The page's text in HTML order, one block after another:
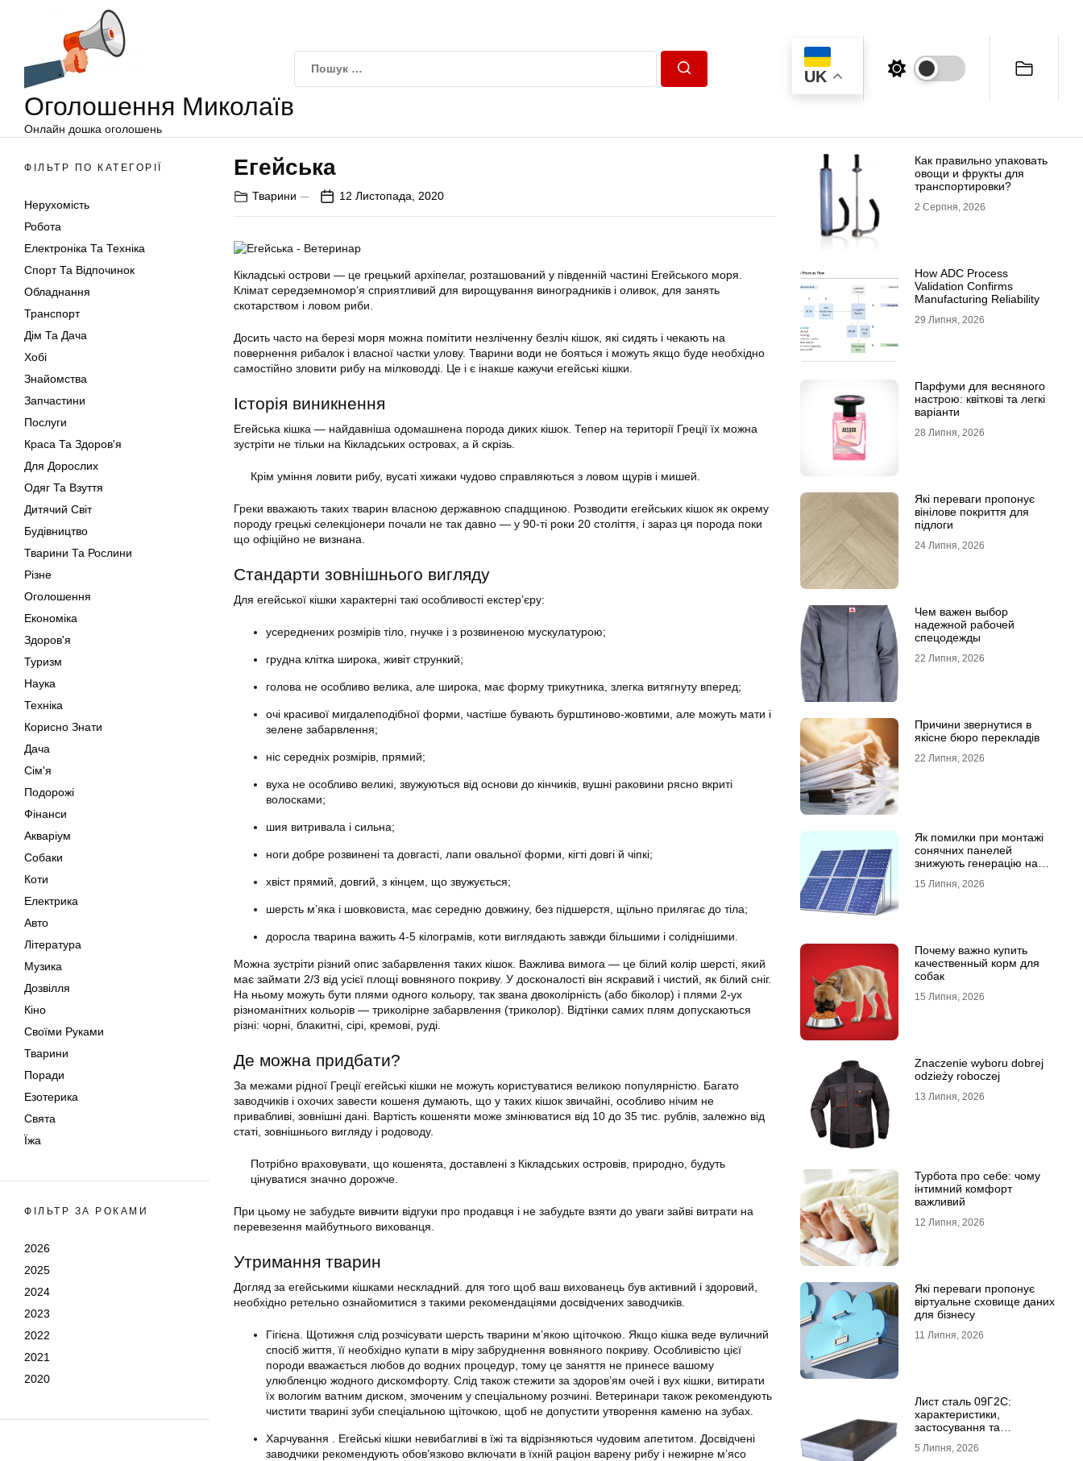
Оголошення Миколаїв
Онлайн дошка оголошень
UK
ФІЛЬТР ПО КАТЕГОРІЇ
Нерухомість
Робота
Електроніка Та Техніка
Спорт Та Відпочинок
Обладнання
Транспорт
Дім Та Дача
Хобі
Знайомства
Запчастини
Послуги
Краса Та Здоров'я
Для Дорослих
Одяг Та Взуття
Дитячий Світ
Будівництво
Тварини Та Рослини
Різне
Оголошення
Економіка
Здоров'я
Туризм
Наука
Техніка
Корисно Знати
Дача
Сім'я
Подорожі
Фінанси
Акваріум
Собаки
Коти
Електрика
Авто
Література
Музика
Дозвілля
Кіно
Своїми Руками
Тварини
Поради
Езотерика
Свята
Їжа
ФІЛЬТР ЗА РОКАМИ
2026
2025
2024
2023
2022
2021
2020
Егейська
Тварини 12 Листопада, 2020
Кікладські острови — це грецький архіпелаг, розташований у південній частині Егейського моря.
Клімат середземномор’я сприятливий для вирощування виноградників і оливок, для занять
скотарством і ловом риби.
Досить часто на березі моря можна помітити незліченну безліч кішок, які сидять і чекають на
повернення рибалок і власної частки улову. Тварини води не бояться і можуть якщо буде необхідно
самостійно зловити рибу на мілководді. Це і є інакше кажучи егейські кішки.
Історія виникнення
Егейська кішка — найдавніша одомашнена порода диких кішок. Тепер на території Греції їх можна
зустріти не тільки на Кікладських островах, а й скрізь.
Крім уміння ловити рибу, вусаті хижаки чудово справляються з ловом щурів і мишей.
Греки вважають таких тварин власною державною спадщиною. Розводити егейських кішок як окрему
породу грецькі селекціонери почали не так давно — у 90-ті роки 20 століття, і зараз ця порода поки
що офіційно не визнана.
Стандарти зовнішнього вигляду
Для егейської кішки характерні такі особливості екстер’єру:
усереднених розмірів тіло, гнучке і з розвиненою мускулатурою;
грудна клітка широка, живіт стрункий;
голова не особливо велика, але широка, має форму трикутника, злегка витягнуту вперед;
очі красивої мигдалеподібної форми, частіше бувають бурштиново-жовтими, але можуть мати і
зелене забарвлення;
ніс середніх розмірів, прямий;
вуха не особливо великі, звужуються від основи до кінчиків, вушні раковини рясно вкриті
волосками;
шия витривала і сильна;
ноги добре розвинені та довгасті, лапи овальної форми, кігті довгі й чіпкі;
хвіст прямий, довгий, з кінцем, що звужується;
шерсть м’яка і шовковиста, має середню довжину, без підшерстя, щільно прилягає до тіла;
доросла тварина важить 4-5 кілограмів, коти виглядають завжди більшими і соліднішими.
Можна зустріти різний опис забарвлення таких кішок. Важлива вимога — це білий колір шерсті, який
має займати 2/3 від усієї площі вовняного покриву. У досконалості він яскравий і чистий, як білий сніг.
На ньому можуть бути плями одного кольору, так звана двоколірність (або біколор) і плями 2-ух
різноманітних кольорів — триколірне забарвлення (триколор). Відтінки самих плям допускаються
різні: чорні, блакитні, сірі, кремові, руді.
Де можна придбати?
За межами рідної Греції егейські кішки не можуть користуватися великою популярністю. Багато
заводчиків і охочих завести кошеня думають, що у таких кішок звичайні, особливо нічим не
привабливі, зовнішні дані. Вартість кошеняти може змінюватися від 10 до 35 тис. рублів, залежно від
статі, зовнішнього вигляду і родоводу.
Потрібно враховувати, що кошенята, доставлені з Кікладських островів, природно, будуть
цінуватися значно дорожче.
При цьому не забудьте вивчити відгуки про продавця і не забудьте взяти до уваги зайві витрати на
перевезення майбутнього вихованця.
Утримання тварин
Догляд за егейськими кішками нескладний. для того щоб ваш вихованець був активний і здоровий,
необхідно ретельно ознайомитися з такими рекомендаціями досвідчених заводчиків.
Гігієна. Щотижня слід розчісувати шерсть тварини м’якою щіточкою. Якщо кішка веде вуличний
спосіб життя, її необхідно купати в міру забруднення вовняного покриву. Особливістю цієї
породи вважається любов до водних процедур, тому це заняття не принесе вашому
улюбленцю жодного дискомфорту. Слід також стежити за здоров’ям очей і вух кішки, витирати
їх вологим ватним диском, змоченим у спеціальному розчині. Ветеринари також рекомендують
чистити тварині зуби спеціальною щіточкою, щоб не допустити утворення каменю на зубах.
Харчування . Егейські кішки невибагливі в їжі та відрізняються чудовим апетитом. Досвідчені
заводчики рекомендують обов’язково включати в їхній раціон варену рибу і нежирне м’ясо
Как правильно упаковать
овощи и фрукты для
транспортировки?
2 Серпня, 2026
How ADC Process
Validation Confirms
Manufacturing Reliability
29 Липня, 2026
Парфуми для весняного
настрою: квіткові та легкі
варіанти
28 Липня, 2026
Які переваги пропонує
вінілове покриття для
підлоги
24 Липня, 2026
Чем важен выбор
надежной рабочей
спецодежды
22 Липня, 2026
Причини звернутися в
якісне бюро перекладів
22 Липня, 2026
Як помилки при монтажі
сонячних панелей
знижують генерацію на
15 Липня, 2026
Почему важно купить
качественный корм для
собак
15 Липня, 2026
Znaczenie wyboru dobrej
odzieży roboczej
13 Липня, 2026
Турбота про себе: чому
інтимний комфорт
важливий
12 Липня, 2026
Які переваги пропонує
віртуальне сховище даних
для бізнесу
11 Липня, 2026
Лист сталь 09Г2С:
характеристики,
застосування та
10ХСНД
5 Липня, 2026